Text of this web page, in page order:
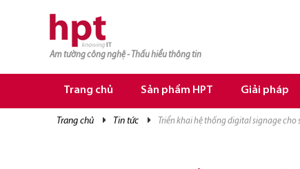
Am tường công nghệ - Thấu hiểu thông tin
Trang chủ Sản phẩm HPT Giải pháp
trang chủ tin tức triển khai hệ thống digital signage
TRANG CHỦ